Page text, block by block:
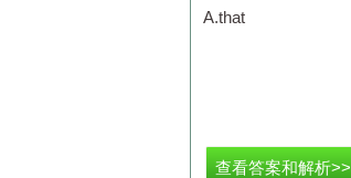
A.that
查看答案和解析>>